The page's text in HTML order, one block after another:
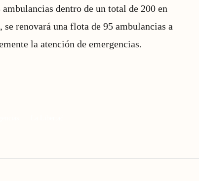
dentro de un total de 200 en
renovará una flota de 95 ambulancias a
la atención de emergencias.